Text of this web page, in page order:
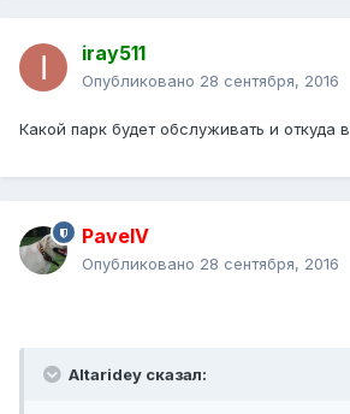
iray511
Опубликовано 28 сентября, 2016
Какой парк будет обслуживать и откуда
PavelV
Опубликовано 28 сентября, 2016
Altaridey сказал: